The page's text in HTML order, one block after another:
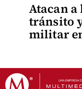
Atacan a
tránsito
militar